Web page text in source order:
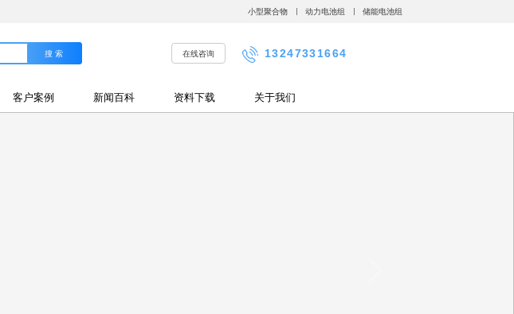
小型聚合物 动力电池组 储能电池组
在线咨询 13247331664
客户案例 新闻百科 资料下载 关于我们